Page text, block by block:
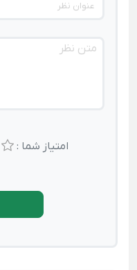
امتیاز شما :